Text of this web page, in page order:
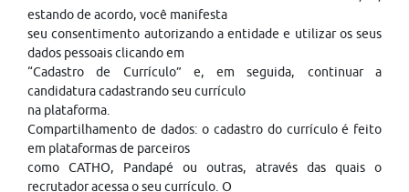
estando de acordo, você manifesta
seu consentimento autorizando a entidade e utilizar os seus
dados pessoais clicando em
“Cadastro de Currículo” e, em seguida, continuar a
candidatura cadastrando seu currículo
na plataforma.
Compartilhamento de dados: o cadastro do currículo é feito
em plataformas de parceiros
como CATHO, Pandapé ou outras, através das quais o
recrutador acessa o seu currículo. O